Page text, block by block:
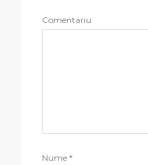
Comentariu
Nume *